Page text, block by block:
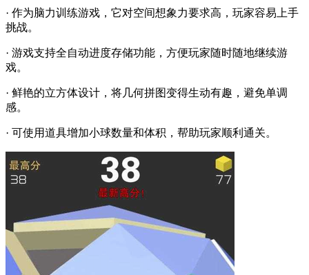
· 作为脑力训练游戏，它对空间想象力要求高，玩家容易上手
挑战。
· 游戏支持全自动进度存储功能，方便玩家随时随地继续游
戏。
· 鲜艳的立方体设计，将几何拼图变得生动有趣，避免单调
感。
· 可使用道具增加小球数量和体积，帮助玩家顺利通关。